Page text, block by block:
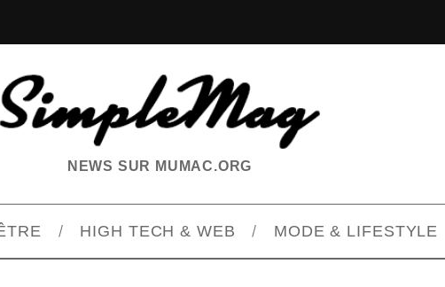
NEWS SUR MUMAC.ORG
HIGH TECH & WEB MODE & LIFESTYLE